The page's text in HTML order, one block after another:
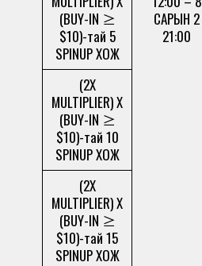
(BUY-IN ≥
$10)-тай 5
SPINUP ХОЖ
САРЫН 2
21:00
(2X
MULTIPLIER) X
(BUY-IN ≥
$10)-тай 10
SPINUP ХОЖ
(2X
MULTIPLIER) X
(BUY-IN ≥
$10)-тай 15
SPINUP ХОЖ